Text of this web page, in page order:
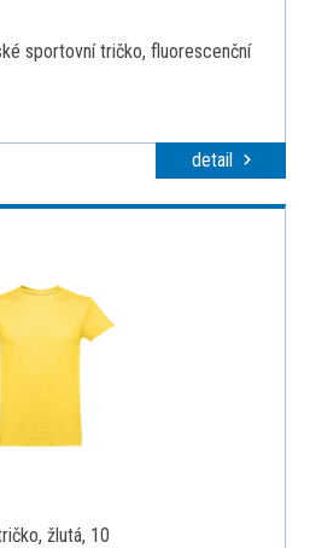
sportovní tričko, fluorescenční
detail
žlutá, 10